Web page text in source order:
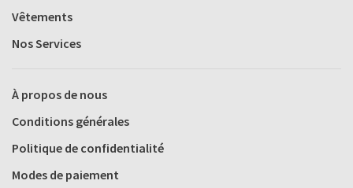
Vêtements
Nos Services
À propos de nous
Conditions générales
Politique de confidentialité
Modes de paiement